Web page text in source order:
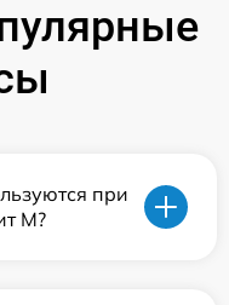
при
M?